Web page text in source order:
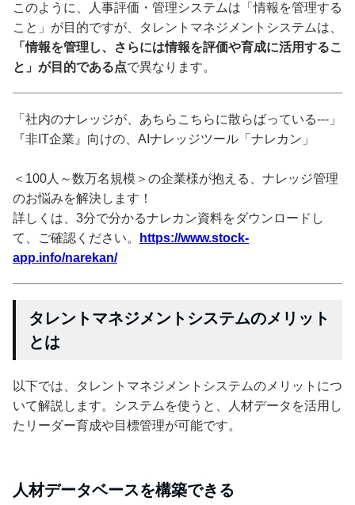
このように、人事評価・管理システムは「情報を管理する
こと」が目的ですが、タレントマネジメントシステムは、
「情報を管理し、さらには情報を評価や育成に活用するこ
と」が目的である点で異なります。
「社内のナレッジが、あちらこちらに散らばっている---」
『非IT企業』向けの、AIナレッジツール「ナレカン」
＜100人～数万名規模＞の企業様が抱える、ナレッジ管理
のお悩みを解決します！
詳しくは、3分で分かるナレカン資料をダウンロードし
て、ご確認ください。
https://www.stock-
app.info/narekan/
タレントマネジメントシステムのメリット
とは
以下では、タレントマネジメントシステムのメリットにつ
いて解説します。システムを使うと、人材データを活用し
たリーダー育成や目標管理が可能です。
人材データベースを構築できる